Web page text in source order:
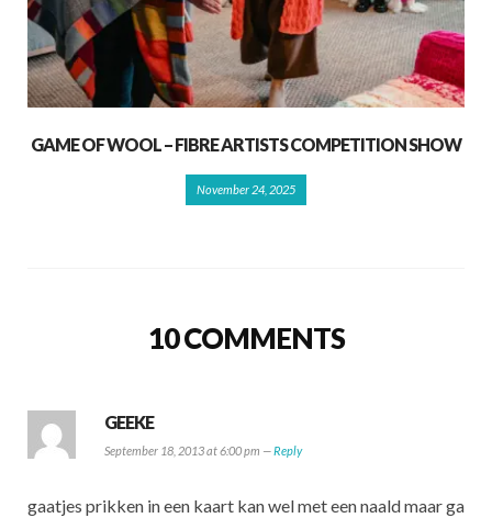
GAME OF WOOL – FIBRE ARTISTS COMPETITION SHOW
November 24, 2025
10 COMMENTS
GEEKE
September 18, 2013 at 6:00 pm —Reply
gaatjes prikken in een kaart kan wel met een naald maar ga